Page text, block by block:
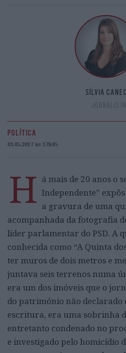
SÍLVIA
JORNALISTA
POLÍTICA
03.05.2017 às 17h05
H á mais de 20 anos o
Independente”
a gravura de uma
acompanhada da fotografia
líder parlamentar do PSD. A
conhecida como “A Quinta
ter muros de dois metros e
juntava seis terrenos numa
era um dos imóveis que o
do património não declarado
escritura, era uma sobrinha
entretanto condenado no
e investigado pelo homicídio